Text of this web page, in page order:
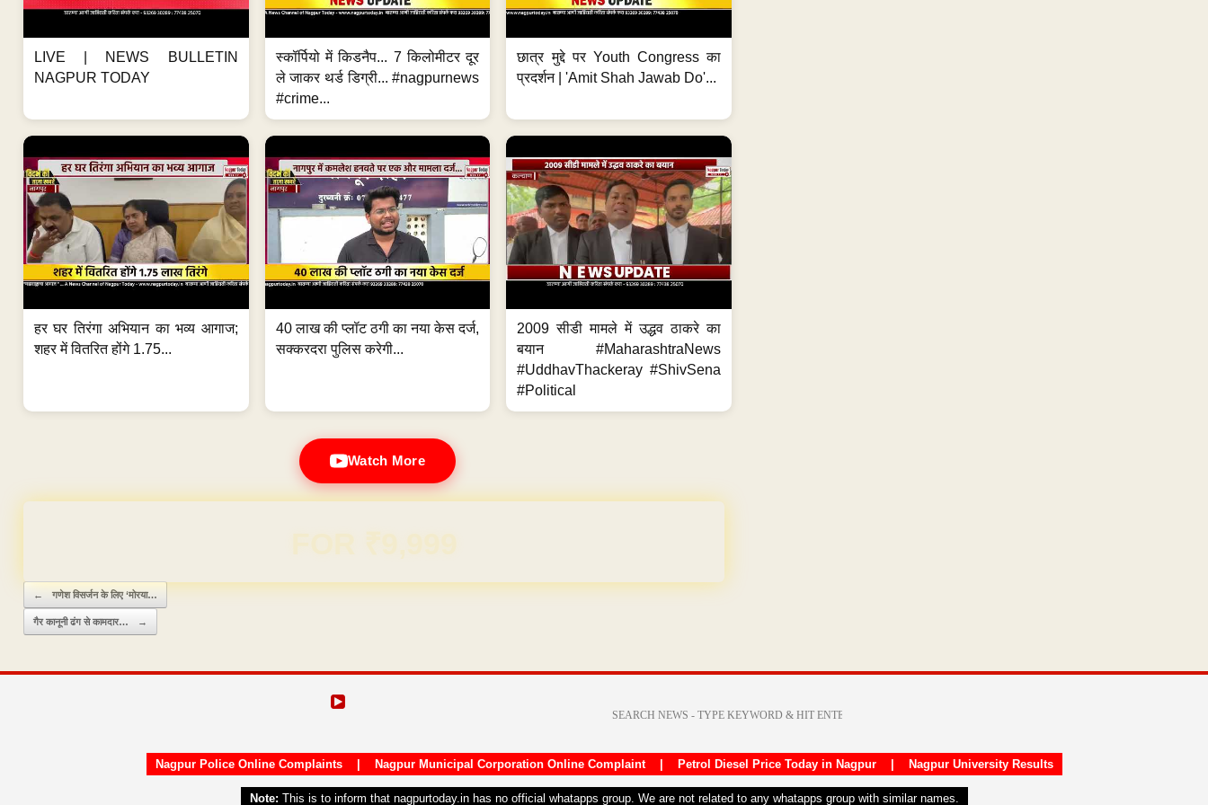
LIVE | NEWS BULLETIN
NAGPUR TODAY
स्कॉर्पियो में किडनैप... 7 किलोमीटर दूर
ले जाकर थर्ड डिग्री... #nagpurnews
#crime...
छात्र मुद्दे पर Youth Congress का
प्रदर्शन | 'Amit Shah Jawab Do'...
हर घर तिरंगा अभियान का भव्य आगाज;
शहर में वितरित होंगे 1.75...
40 लाख की प्लॉट ठगी का नया केस दर्ज,
सक्करदरा पुलिस करेगी...
2009 सीडी मामले में उद्धव ठाकरे का
बयान #MaharashtraNews
#UddhavThackeray #ShivSena
#Political
Watch More
Post navigation
← गणेश विसर्जन के लिए ‘मोरया…
गैर कानूनी ढंग से कामदार… →
Nagpur Police Online Complaints| Nagpur Municipal Corporation Online Complaint| Petrol Diesel Price Today in Nagpur| Nagpur University Results
Note: This is to inform that nagpurtoday.in has no official whatapps group. We are not related to any whatapps group with similar names.